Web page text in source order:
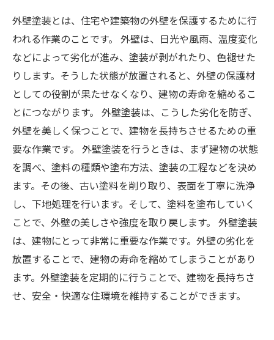
外壁塗装とは、住宅や建築物の外壁を保護するために行
われる作業のことです。 外壁は、日光や風雨、温度変化
などによって劣化が進み、塗装が剥がれたり、色褪せた
りします。そうした状態が放置されると、外壁の保護材
としての役割が果たせなくなり、建物の寿命を縮めるこ
とにつながります。 外壁塗装は、こうした劣化を防ぎ、
外壁を美しく保つことで、建物を長持ちさせるための重
要な作業です。 外壁塗装を行うときは、まず建物の状態
を調べ、塗料の種類や塗布方法、塗装の工程などを決め
ます。その後、古い塗料を削り取り、表面を丁寧に洗浄
し、下地処理を行います。そして、塗料を塗布していく
ことで、外壁の美しさや強度を取り戻します。 外壁塗装
は、建物にとって非常に重要な作業です。外壁の劣化を
放置することで、建物の寿命を縮めてしまうことがあり
ます。外壁塗装を定期的に行うことで、建物を長持ちさ
せ、安全・快適な住環境を維持することができます。